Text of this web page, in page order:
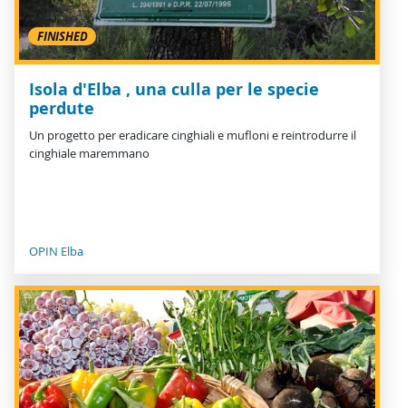
FINISHED
Isola d'Elba , una culla per le specie
perdute
Un progetto per eradicare cinghiali e mufloni e reintrodurre il
cinghiale maremmano
OPIN Elba